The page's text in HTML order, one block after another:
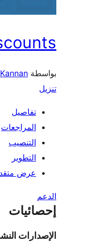
بواسطة
تنزيل
تفاصيل
المراجعات
التنصيب
التطوير
عرض
الدعم
إحصائيات
الإصدارات